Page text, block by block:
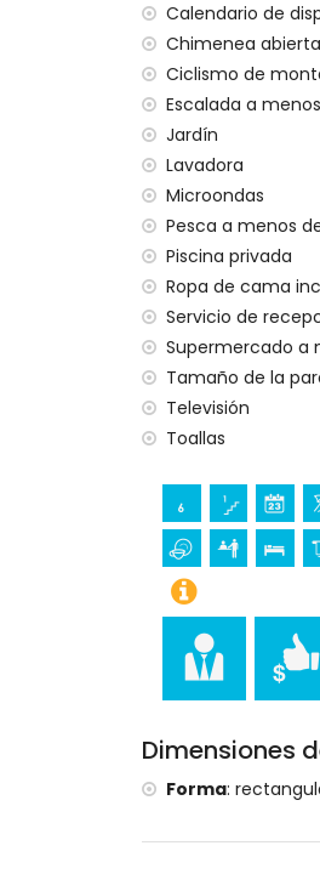
Instalaciones y
internet (WiFi)
aspiradora y
ropa de cama
servicio de
calefacción
Instalaciones y
cama extra y
Entretenimiento y
cine, teatro,
Lugares de
museo
de Jávea,
ruina
palacio
alojamiento)
Deportes
tenis,
esnórquel,
golf (Club de
Calendario de
Chimenea abierta
Ciclismo de
Escalada a
Jardín
Lavadora
Microondas
Pesca a menos
Piscina privada
Ropa de cama
Servicio de
Supermercado a
Tamaño de la
Televisión
Toallas
Dimensiones
Forma: